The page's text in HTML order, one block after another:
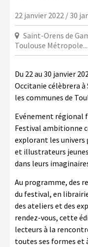
22 janvier 2022 / 30
Saint-Orens de
Toulouse Métropole...
Du 22 au 30 janvier
Occitanie célèbrera
les communes de
Evénement régional
Festival ambitionne
explorant les univers
et illustrateurs
dans leurs
Au programme, des
du festival, en
des ateliers et des
rendez-vous, cette
lecteurs à la
toutes ses formes et